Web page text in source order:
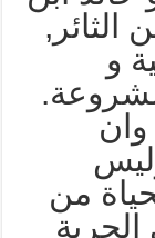
و
من